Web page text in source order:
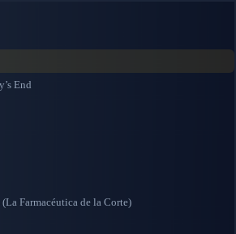
End
Farmacéutica de la Corte)